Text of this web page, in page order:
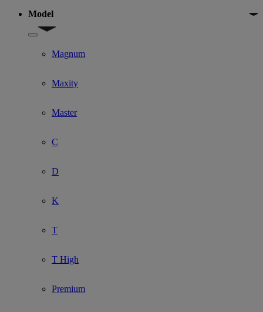
Model
Show submenu for Model
Magnum
Maxity
Master
C
D
K
T
T High
Premium